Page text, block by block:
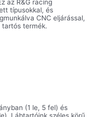
az R&G racing
típusokkal, és
CNC eljárással,
tartós termék.
(1 le, 5 fel) és